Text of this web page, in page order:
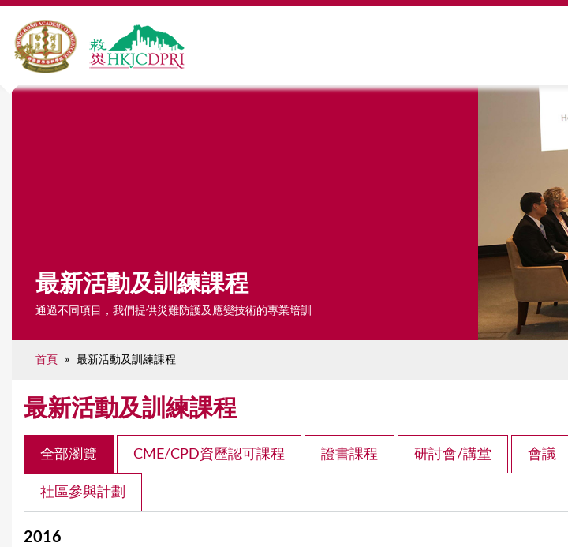
Jump to
r
最新活動及訓練課程
通過不同項目，我們提供災難防護及應變技術的專業培訓
首頁 » 最新活動及訓練課程
最新活動及訓練課程
全部瀏覽 CME/CPD資歷認可課程 證書課程 研討會/講堂 會議
社區參與計劃
2016